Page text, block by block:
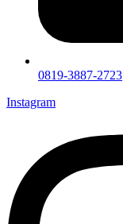
0819-3887-2723
Instagram